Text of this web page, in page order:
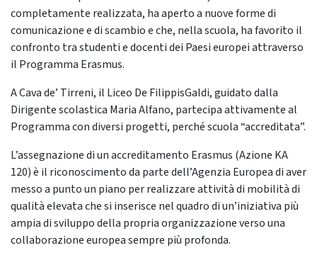
completamente realizzata, ha aperto a nuove forme di
comunicazione e di scambio e che, nella scuola, ha favorito il
confronto tra studenti e docenti dei Paesi europei attraverso
il Programma Erasmus.
A Cava de’ Tirreni, il Liceo De FilippisGaldi, guidato dalla
Dirigente scolastica Maria Alfano, partecipa attivamente al
Programma con diversi progetti, perché scuola “accreditata”.
L’assegnazione di un accreditamento Erasmus (Azione KA
120) è il riconoscimento da parte dell’Agenzia Europea di aver
messo a punto un piano per realizzare attività di mobilità di
qualità elevata che si inserisce nel quadro di un’iniziativa più
ampia di sviluppo della propria organizzazione verso una
collaborazione europea sempre più profonda.